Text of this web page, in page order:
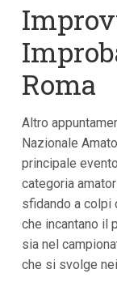
i
t
e
n
t
p
r
n
c
p
a
i
Roma
Altro
Nazionale
principale
categoria
sfidando a colpi
che incantano il
sia nel
che si svolge